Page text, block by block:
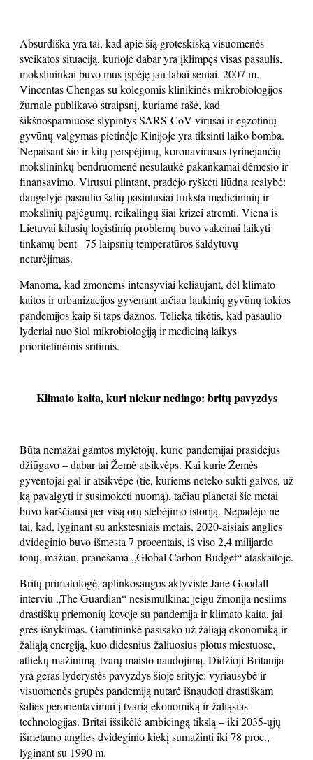
Absurdiška yra tai, kad apie šią groteskišką visuomenės
sveikatos situaciją, kurioje dabar yra įklimpęs visas pasaulis,
mokslininkai buvo mus įspėję jau labai seniai. 2007 m.
Vincentas Chengas su kolegomis klinikinės mikrobiologijos
žurnale publikavo straipsnį, kuriame rašė, kad
šikšnosparniuose slypintys SARS-CoV virusai ir egzotinių
gyvūnų valgymas pietinėje Kinijoje yra tiksinti laiko bomba.
Nepaisant šio ir kitų perspėjimų, koronavirusus tyrinėjančių
mokslininkų bendruomenė nesulaukė pakankamai dėmesio ir
finansavimo. Virusui plintant, pradėjo ryškėti liūdna realybė:
daugelyje pasaulio šalių pasiutusiai trūksta medicininių ir
mokslinių pajėgumų, reikalingų šiai krizei atremti. Viena iš
Lietuvai kilusių logistinių problemų buvo vakcinai laikyti
tinkamų bent –75 laipsnių temperatūros šaldytuvų
neturėjimas.
Manoma, kad žmonėms intensyviai keliaujant, dėl klimato
kaitos ir urbanizacijos gyvenant arčiau laukinių gyvūnų tokios
pandemijos kaip ši taps dažnos. Telieka tikėtis, kad pasaulio
lyderiai nuo šiol mikrobiologiją ir mediciną laikys
prioritetinėmis sritimis.
Klimato kaita, kuri niekur nedingo: britų pavyzdys
Būta nemažai gamtos mylėtojų, kurie pandemijai prasidėjus
džiūgavo – dabar tai Žemė atsikvėps. Kai kurie Žemės
gyventojai gal ir atsikvėpė (tie, kuriems neteko sukti galvos, už
ką pavalgyti ir susimokėti nuomą), tačiau planetai šie metai
buvo karščiausi per visą orų stebėjimo istoriją. Nepadėjo nė
tai, kad, lyginant su ankstesniais metais, 2020-aisiais anglies
dvideginio buvo išmesta 7 procentais, iš viso 2,4 milijardo
tonų, mažiau, pranešama „Global Carbon Budget“ ataskaitoje.
Britų primatologė, aplinkosaugos aktyvistė Jane Goodall
interviu „The Guardian“ nesismulkina: jeigu žmonija nesiims
drastiškų priemonių kovoje su pandemija ir klimato kaita, jai
grės išnykimas. Gamtininkė pasisako už žaliąją ekonomiką ir
žaliąją energiją, kuo didesnius žaliuosius plotus miestuose,
atliekų mažinimą, tvarų maisto naudojimą. Didžioji Britanija
yra geras lyderystės pavyzdys šioje srityje: vyriausybė ir
visuomenės grupės pandemiją nutarė išnaudoti drastiškam
šalies perorientavimui į tvarią ekonomiką ir žaliąsias
technologijas. Britai išsikėlė ambicingą tikslą – iki 2035-ųjų
išmetamo anglies dvideginio kiekį sumažinti iki 78 proc.,
lyginant su 1990 m.